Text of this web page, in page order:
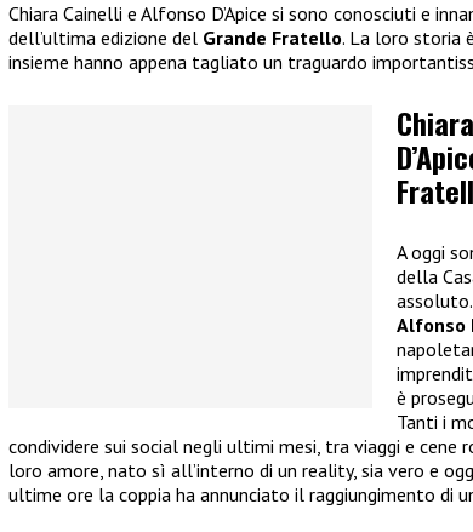
Chiara Cainelli e Alfonso D’Apice si sono conosciuti e
dell’ultima edizione del Grande Fratello. La loro storia
insieme hanno appena tagliato un traguardo
A oggi
della
Alfonso
è
Tanti i
condividere sui social negli ultimi mesi, tra viaggi e
loro amore, nato sì all’interno di un reality, sia vero e
ultime ore la coppia ha annunciato il raggiungimento di